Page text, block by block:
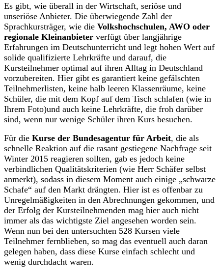
Es gibt, wie überall in der Wirtschaft, seriöse und
unseriöse Anbieter. Die überwiegende Zahl der
Sprachkursträger, wie die Volkshochschulen, AWO oder
regionale Kleinanbieter verfügt über langjährige
Erfahrungen im Deutschunterricht und legt hohen Wert auf
solide qualifizierte Lehrkräfte und darauf, die
Kursteilnehmer optimal auf ihren Alltag in Deutschland
vorzubereiten. Hier gibt es garantiert keine gefälschten
Teilnehmerlisten, keine halb leeren Klassenräume, keine
Schüler, die mit dem Kopf auf dem Tisch schlafen (wie in
Ihrem Foto)und auch keine Lehrkräfte, die froh darüber
sind, wenn nur wenige Schüler ihren Kurs besuchen.
Für die Kurse der Bundesagentur für Arbeit, die als
schnelle Reaktion auf die rasant gestiegene Nachfrage seit
Winter 2015 reagieren sollten, gab es jedoch keine
verbindlichen Qualitätskriterien (wie Herr Schäfer selbst
anmerkt), sodass in diesem Moment auch einige „schwarze
Schafe“ auf den Markt drängten. Hier ist es offenbar zu
Unregelmäßigkeiten in den Abrechnungen gekommen, und
der Erfolg der Kursteilnehmenden mag hier auch nicht
immer als das wichtigste Ziel angesehen worden sein.
Wenn nun bei den untersuchten 528 Kursen viele
Teilnehmer fernblieben, so mag das eventuell auch daran
gelegen haben, dass diese Kurse einfach schlecht und
wenig durchdacht waren.